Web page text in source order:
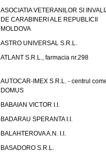
ASOCIATIA VETERANILOR SI
DE CARABINERI ALE REPUBLICII
MOLDOVA
ASTRO UNIVERSAL S.R.L.
ATLANT S.R.L., farmacia nr.298
AUTOCAR-IMEX S.R.L. - centrul
DOMUS
BABAIAN VICTOR I.I.
BADARAU SPERANTA I.I.
BALAHTEROVA A.N. I.I.
BASADORO S.R.L.